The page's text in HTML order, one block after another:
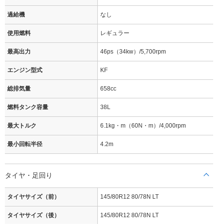
過給機 なし
使用燃料 レギュラー
最高出力 46ps（34kw）/5,700rpm
エンジン型式 KF
総排気量 658cc
燃料タンク容量 38L
最大トルク 6.1kg・m（60N・m）/4,000rpm
最小回転半径 4.2m
タイヤ・足回り
タイヤサイズ（前） 145/80R12 80/78N LT
タイヤサイズ（後） 145/80R12 80/78N LT